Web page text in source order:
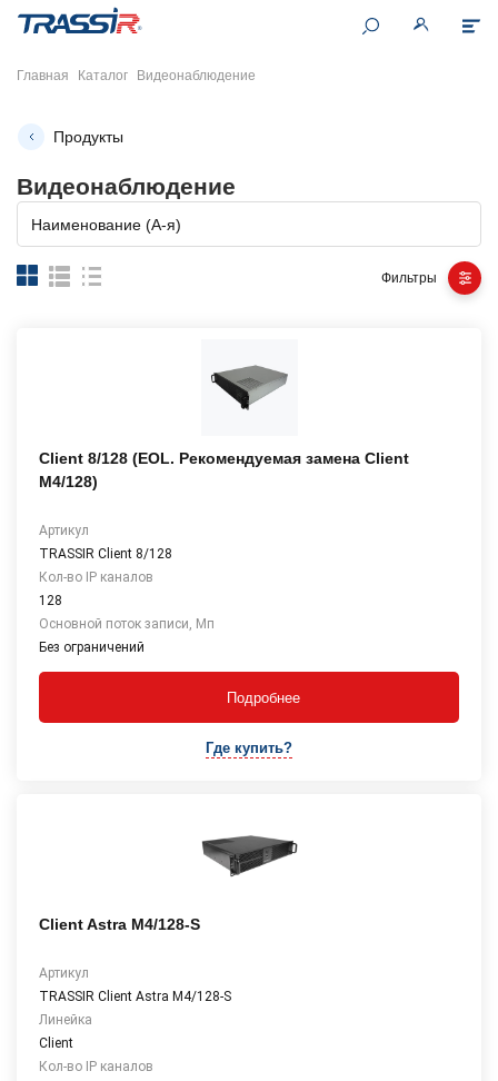
Главная Каталог Видеонаблюдение
Продукты
Видеонаблюдение
Наименование (А-я)
Фильтры
Client 8/128 (EOL. Рекомендуемая замена Client
M4/128)
Артикул
TRASSIR Client 8/128
Кол-во IP каналов
128
Основной поток записи, Мп
Без ограничений
Подробнее
Где купить?
Client Astra М4/128-S
Артикул
TRASSIR Client Astra М4/128-S
Линейка
Client
Кол-во IP каналов